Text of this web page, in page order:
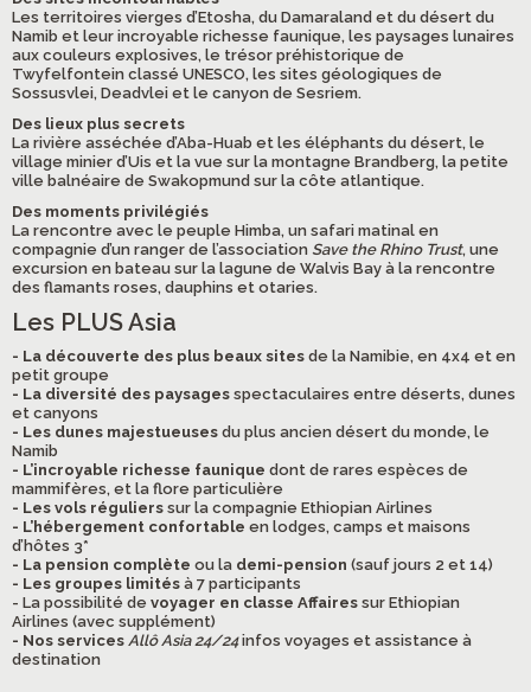
Les territoires vierges d’Etosha, du Damaraland et du désert du
Namib et leur incroyable richesse faunique, les paysages lunaires
aux couleurs explosives, le trésor préhistorique de
Twyfelfontein classé UNESCO, les sites géologiques de
Sossusvlei, Deadvlei et le canyon de Sesriem.
Des lieux plus secrets
La rivière asséchée d’Aba-Huab et les éléphants du désert, le
village minier d’Uis et la vue sur la montagne Brandberg, la petite
ville balnéaire de Swakopmund sur la côte atlantique.
Des moments privilégiés
La rencontre avec le peuple Himba, un safari matinal en
compagnie d’un ranger de l’association Save the Rhino Trust, une
excursion en bateau sur la lagune de Walvis Bay à la rencontre
des flamants roses, dauphins et otaries.
Les PLUS Asia
- La découverte des plus beaux sites de la Namibie, en 4x4 et en
petit groupe
- La diversité des paysages spectaculaires entre déserts, dunes
et canyons
- Les dunes majestueuses du plus ancien désert du monde, le
Namib
- L’incroyable richesse faunique dont de rares espèces de
mammifères, et la flore particulière
- Les vols réguliers sur la compagnie Ethiopian Airlines
- L’hébergement confortable en lodges, camps et maisons
d’hôtes 3*
- La pension complète ou la demi-pension (sauf jours 2 et 14)
- Les groupes limités à 7 participants
- La possibilité de voyager en classe Affaires sur Ethiopian
Airlines (avec supplément)
- Nos services Allô Asia 24/24infos voyages et assistance à
destination